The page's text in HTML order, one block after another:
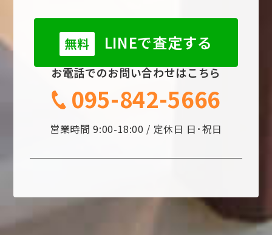
無料 LINEで査定する
お電話でのお問い合わせはこちら
095-842-5666
営業時間 9:00-18:00 / 定休日 日･祝日